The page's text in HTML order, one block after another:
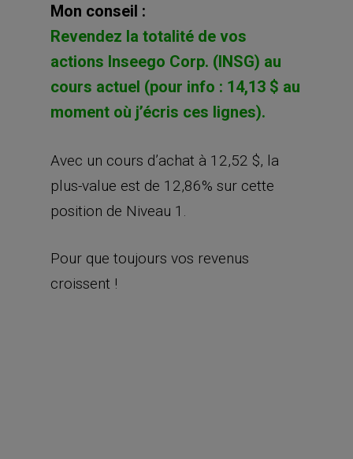
Mon conseil :
Revendez la totalité de vos
actions Inseego Corp. (INSG) au
cours actuel (pour info : 14,13 $ au
moment où j’écris ces lignes).
Avec un cours d’achat à 12,52 $, la
plus-value est de 12,86% sur cette
position de Niveau 1.
Pour que toujours vos revenus
croissent !